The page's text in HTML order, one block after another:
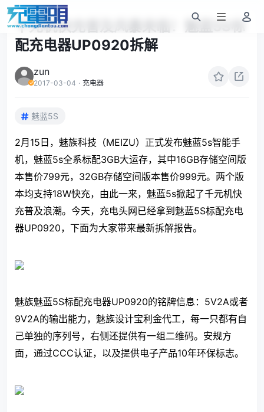
千元机快充普及风暴来临！魅蓝5S标
配充电器UP0920拆解
zun
2017-03-04 · 充电器
魅蓝5S
2月15日，魅族科技（MEIZU）正式发布魅蓝5s智能手
机，魅蓝5s全系标配3GB大运存，其中16GB存储空间版
本售价799元，32GB存储空间版本售价999元。两个版
本均支持18W快充，由此一来，魅蓝5s掀起了千元机快
充普及浪潮。今天，充电头网已经拿到魅蓝5S标配充电
器UP0920，下面为大家带来最新拆解报告。
魅族魅蓝5S标配充电器UP0920的铭牌信息：5V2A或者
9V2A的输出能力，魅族设计宝利金代工，每一只都有自
己单独的序列号，右侧还提供有一组二维码。安规方
面，通过CCC认证，以及提供电子产品10年环保标志。